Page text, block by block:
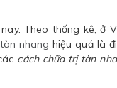
Theo thống kê, ở
nhang hiệu quả là
cách chữa trị tàn